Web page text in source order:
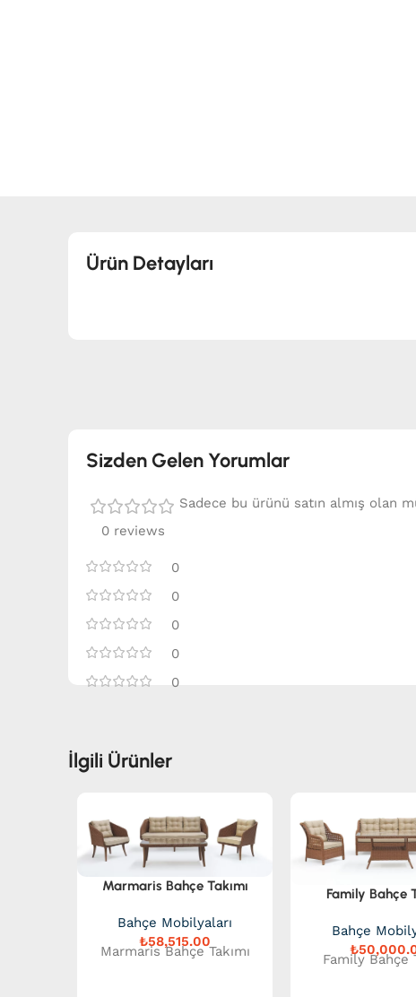
Ürün Detayları
Sizden Gelen Yorumlar
0 reviews
0
0
0
0
0
Sadece bu ürünü satın almış olan
İlgili Ürünler
Marmaris Bahçe Takımı
Bahçe Mobilyaları
₺
Marmaris Bahçe Takımı
Family Bahçe
Bahçe
₺
Family Bahçe